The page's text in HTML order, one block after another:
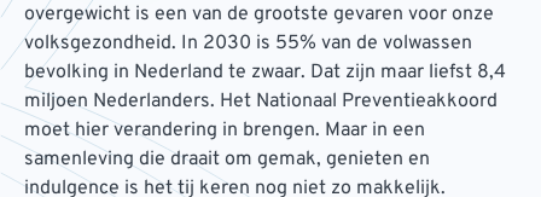
overgewicht is een van de grootste gevaren voor onze
volksgezondheid. In 2030 is 55% van de volwassen
bevolking in Nederland te zwaar. Dat zijn maar liefst 8,4
miljoen Nederlanders. Het Nationaal Preventieakkoord
moet hier verandering in brengen. Maar in een
samenleving die draait om gemak, genieten en
indulgence is het tij keren nog niet zo makkelijk.